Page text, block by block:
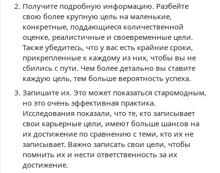
Получите подробную информацию. Разбейте
свою более крупную цель на маленькие,
конкретные, поддающиеся количественной
оценке, реалистичные и своевременные цели.
Также убедитесь, что у вас есть крайние сроки,
прикрепленные к каждому из них, чтобы вы не
сбились с пути. Чем более детально вы ставите
каждую цель, тем больше вероятность успеха.
Запишите их. Это может показаться старомодным,
но это очень эффективная практика.
Исследования показали, что те, кто записывает
свои карьерные цели, имеют больше шансов на
их достижение по сравнению с теми, кто их не
записывает. Важно записать свои цели, чтобы
помнить их и нести ответственность за их
достижение.